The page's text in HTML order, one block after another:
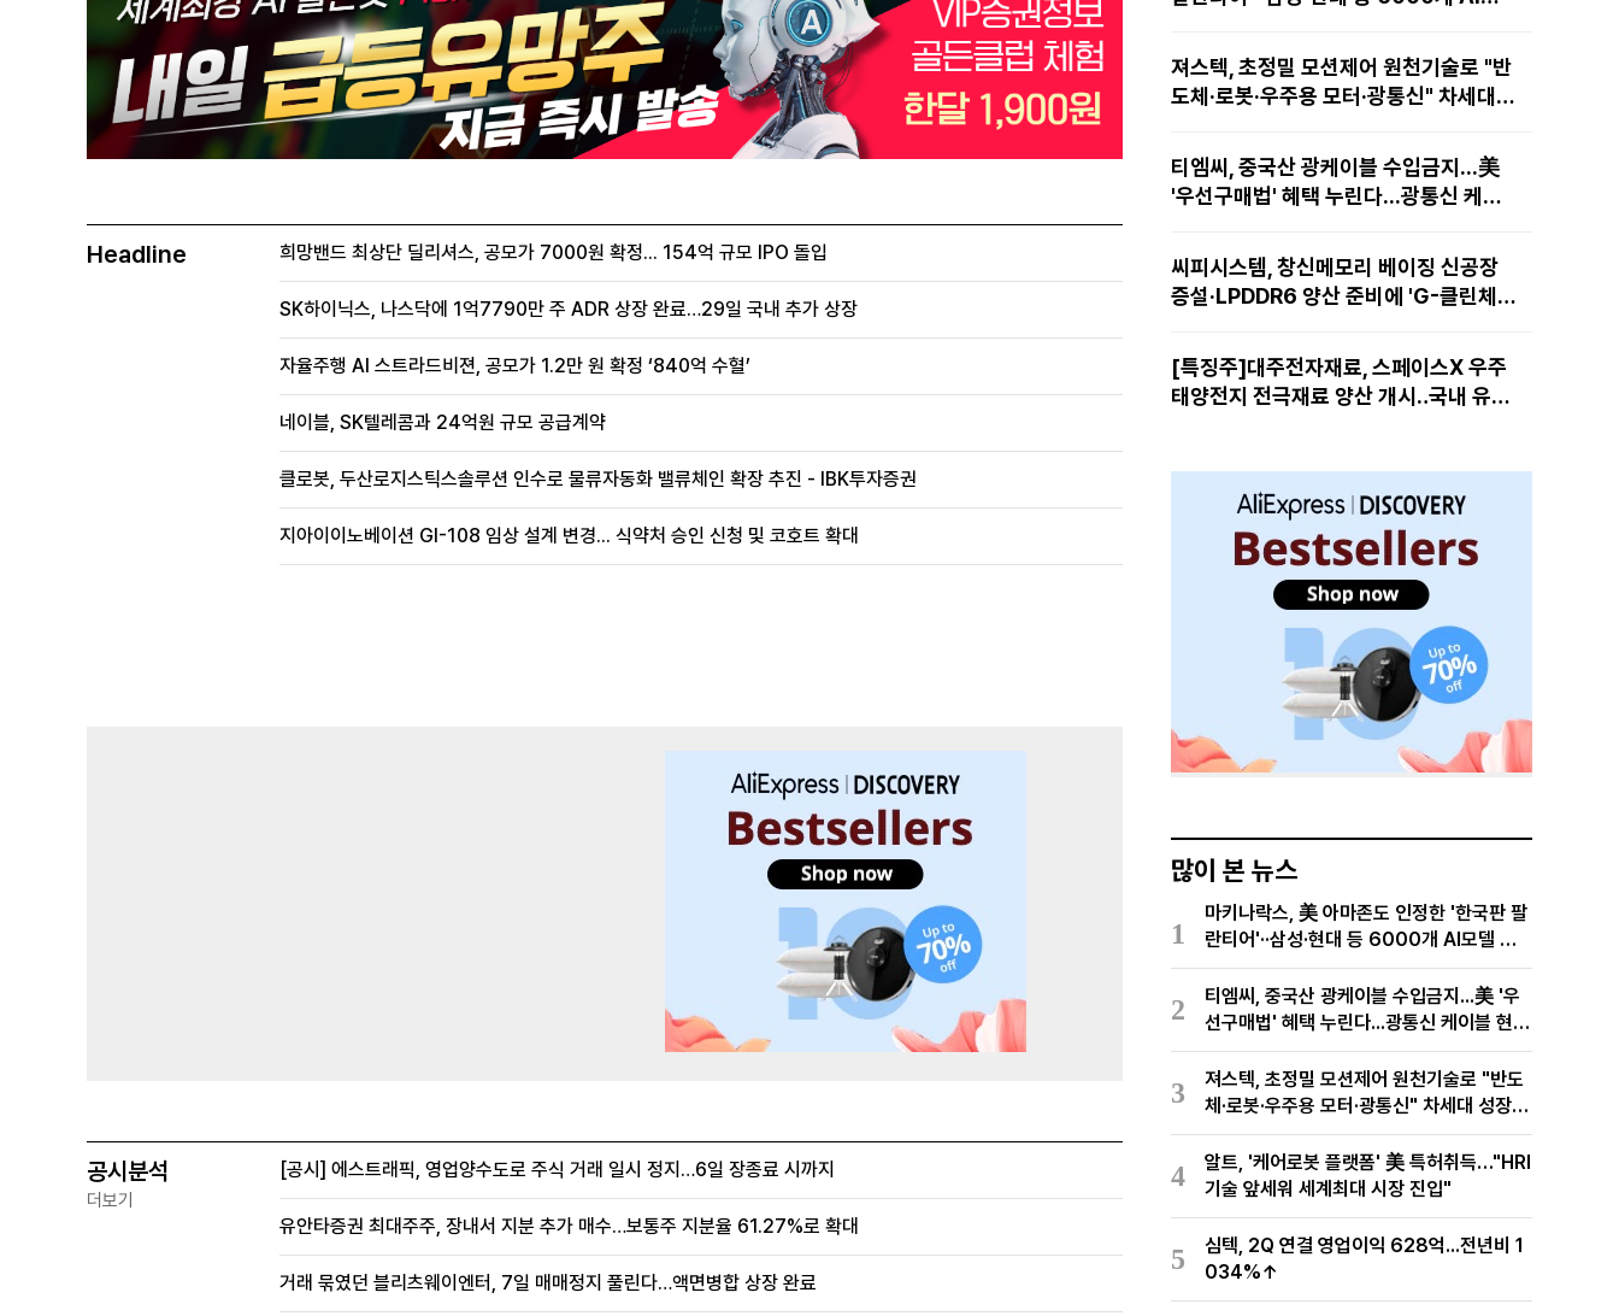
Headline 희망밴드 최상단 딜리셔스, 공모가 7000원 확정... 154억 규모 IPO 돌입
SK하이닉스, 나스닥에 1억7790만 주 ADR 상장 완료…29일 국내 추가 상장
자율주행 AI 스트라드비젼, 공모가 1.2만 원 확정 ‘840억 수혈’
네이블, SK텔레콤과 24억원 규모 공급계약
클로봇, 두산로지스틱스솔루션 인수로 물류자동화 밸류체인 확장 추진 - IBK투자증권
지아이이노베이션 GI-108 임상 설계 변경... 식약처 승인 신청 및 코호트 확대
공시분석
더보기
[공시] 에스트래픽, 영업양수도로 주식 거래 일시 정지…6일 장종료 시까지
유안타증권 최대주주, 장내서 지분 추가 매수…보통주 지분율 61.27%로 확대
거래 묶였던 블리츠웨이엔터, 7일 매매정지 풀린다…액면병합 상장 완료
져스텍, 초정밀 모션제어 원천기술로 "반
도체·로봇·우주용 모터·광통신" 차세대
티엠씨, 중국산 광케이블 수입금지...美
'우선구매법' 혜택 누린다...광통신 케이
씨피시스템, 창신메모리 베이징 신공장
증설·LPDDR6 양산 준비에 'G-클린체
[특징주]대주전자재료, 스페이스X 우주
태양전지 전극재료 양산 개시‥국내 유일
많이 본 뉴스
1
마키나락스, 美 아마존도 인정한 '한국판 팔
란티어'··삼성·현대 등 6000개 AI모델 현
장적용
2
티엠씨, 중국산 광케이블 수입금지...美 '우
선구매법' 혜택 누린다...광통신 케이블 현지
생산
3
져스텍, 초정밀 모션제어 원천기술로 "반도
체·로봇·우주용 모터·광통신" 차세대 성장동
력 재편
4
알트, '케어로봇 플랫폼' 美 특허취득…"HRI
기술 앞세워 세계최대 시장 진입"
5
심텍, 2Q 연결 영업이익 628억...전년비 1
034%↑